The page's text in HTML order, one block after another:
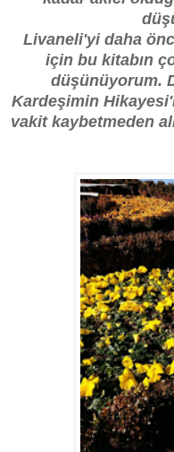
Livaneli'yi daha
için bu kitabın
düşünüyorum.
Kardeşimin
vakit kaybetmeden